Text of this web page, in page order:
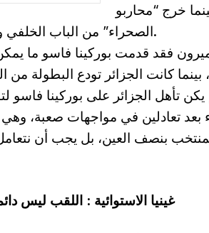
خرج “محاربو
الصحراء” من الباب الخلفي ومن الدور الاول.
فقد قدمت بوركينا فاسو ما
كانت الجزائر تودع البطولة من
تأهل الجزائر على بوركينا فاسو
بعد تعادلين في مواجهات صعبة، وهي
بنصف العين، بل يجب أن
غينيا الاستوائية : اللقب ليس